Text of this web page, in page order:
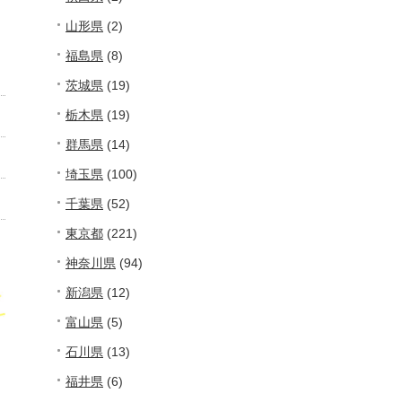
山形県 (2)
福島県 (8)
茨城県 (19)
栃木県 (19)
群馬県 (14)
埼玉県 (100)
千葉県 (52)
東京都 (221)
神奈川県 (94)
新潟県 (12)
富山県 (5)
石川県 (13)
福井県 (6)